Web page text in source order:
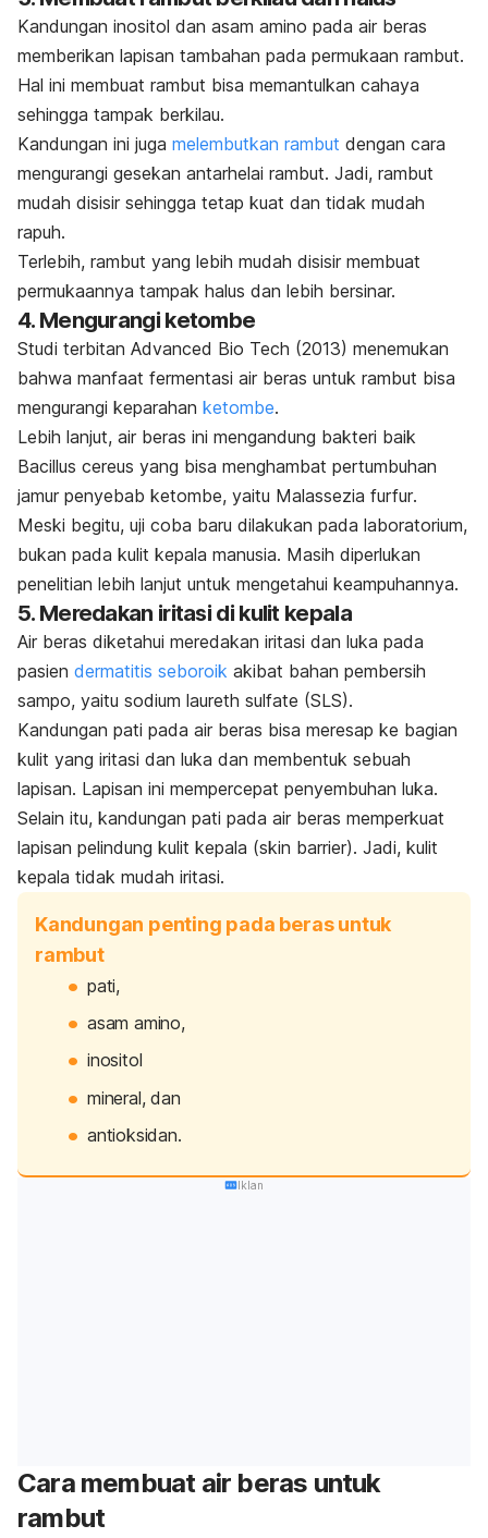
Kandungan inositol dan asam amino pada air beras
memberikan lapisan tambahan pada permukaan rambut.
Hal ini membuat rambut bisa memantulkan cahaya
sehingga tampak berkilau.
Kandungan ini juga melembutkan rambut dengan cara
mengurangi gesekan antarhelai rambut. Jadi, rambut
mudah disisir sehingga tetap kuat dan tidak mudah
rapuh.
Terlebih, rambut yang lebih mudah disisir membuat
permukaannya tampak halus dan lebih bersinar.
4. Mengurangi ketombe
Studi terbitan Advanced Bio Tech (2013) menemukan
bahwa manfaat fermentasi air beras untuk rambut bisa
mengurangi keparahan ketombe.
Lebih lanjut, air beras ini mengandung bakteri baik
Bacillus cereus yang bisa menghambat pertumbuhan
jamur penyebab ketombe, yaitu Malassezia furfur.
Meski begitu, uji coba baru dilakukan pada laboratorium,
bukan pada kulit kepala manusia. Masih diperlukan
penelitian lebih lanjut untuk mengetahui keampuhannya.
5. Meredakan iritasi di kulit kepala
Air beras diketahui meredakan iritasi dan luka pada
pasien dermatitis seboroik akibat bahan pembersih
sampo, yaitu sodium laureth sulfate (SLS).
Kandungan pati pada air beras bisa meresap ke bagian
kulit yang iritasi dan luka dan membentuk sebuah
lapisan. Lapisan ini mempercepat penyembuhan luka.
Selain itu, kandungan pati pada air beras memperkuat
lapisan pelindung kulit kepala (skin barrier). Jadi, kulit
kepala tidak mudah iritasi.
Kandungan penting pada beras untuk
rambut
pati,
asam amino,
inositol
mineral, dan
antioksidan.
Iklan
Cara membuat air beras untuk
rambut